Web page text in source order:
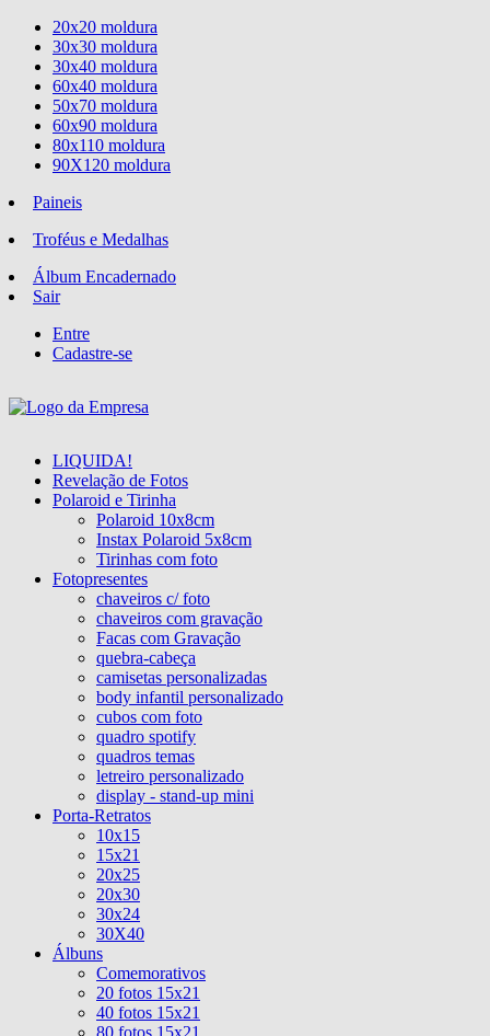
20x20 moldura
30x30 moldura
30x40 moldura
60x40 moldura
50x70 moldura
60x90 moldura
80x110 moldura
90X120 moldura
Paineis
Troféus e Medalhas
Álbum Encadernado
Sair
Entre
Cadastre-se
LIQUIDA!
Revelação de Fotos
Polaroid e Tirinha
Polaroid 10x8cm
Instax Polaroid 5x8cm
Tirinhas com foto
Fotopresentes
chaveiros c/ foto
chaveiros com gravação
Facas com Gravação
quebra-cabeça
camisetas personalizadas
body infantil personalizado
cubos com foto
quadro spotify
quadros temas
letreiro personalizado
display - stand-up mini
Porta-Retratos
10x15
15x21
20x25
20x30
30x24
30X40
Álbuns
Comemorativos
20 fotos 15x21
40 fotos 15x21
80 fotos 15x21